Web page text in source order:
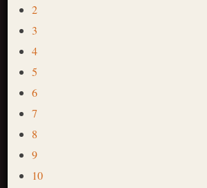
2
3
4
5
6
7
8
9
10